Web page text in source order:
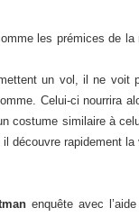
les prémices de la
un vol, il ne voit
Celui-ci nourrira
costume similaire à
il découvre rapidement
enquête avec